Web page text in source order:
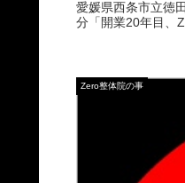
愛媛県西条市立徳
分「開業20年目
Zero整体院の事